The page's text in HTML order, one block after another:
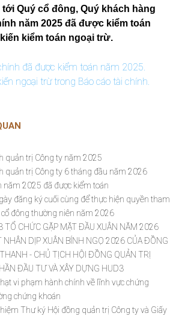
Quý cổ đông, Quý khách hàng
năm 2025 đã được kiểm toán
kiểm toán ngoại trừ.
đã được kiểm toán năm 2025.
ngoại trừ trong Báo cáo tài chính.
quản trị Công ty năm 2025
quản trị Công ty 6 tháng đầu năm 2026
năm 2025 đã được kiểm toán
đăng ký cuối cùng để thực hiện quyền tham
đông thường niên năm 2026
TỔ CHỨC GẶP MẶT ĐẦU XUÂN NĂM 2026
DỊP XUÂN BÍNH NGỌ 2026 CỦA ĐỒNG
- CHỦ TỊCH HỘI ĐỒNG QUẢN TRỊ
ĐẦU TƯ VÀ XÂY DỰNG HUD3
vi phạm hành chính về lĩnh vực chứng
chứng khoán
Thư ký Hội đồng quản trị Công ty và Giấy